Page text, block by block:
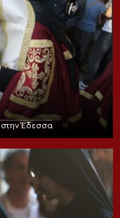
Έδεσσα